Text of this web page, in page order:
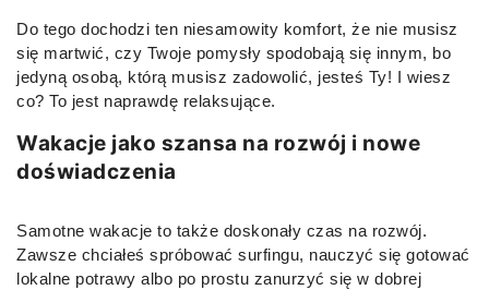
Do tego dochodzi ten niesamowity komfort, że nie musisz
się martwić, czy Twoje pomysły spodobają się innym, bo
jedyną osobą, którą musisz zadowolić, jesteś Ty! I wiesz
co? To jest naprawdę relaksujące.
Wakacje jako szansa na rozwój i nowe
doświadczenia
Samotne wakacje to także doskonały czas na rozwój.
Zawsze chciałeś spróbować surfingu, nauczyć się gotować
lokalne potrawy albo po prostu zanurzyć się w dobrej